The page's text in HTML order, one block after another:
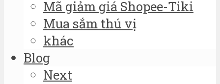
Mã giảm giá Shopee-Tiki
Mua sắm thú vị
khác
Blog
Next